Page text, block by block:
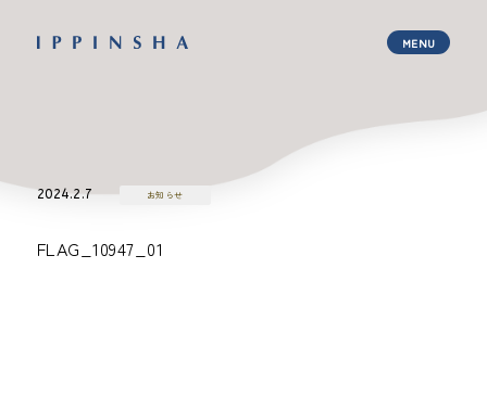
2024.2.7 お知らせ
FLAG_10947_01